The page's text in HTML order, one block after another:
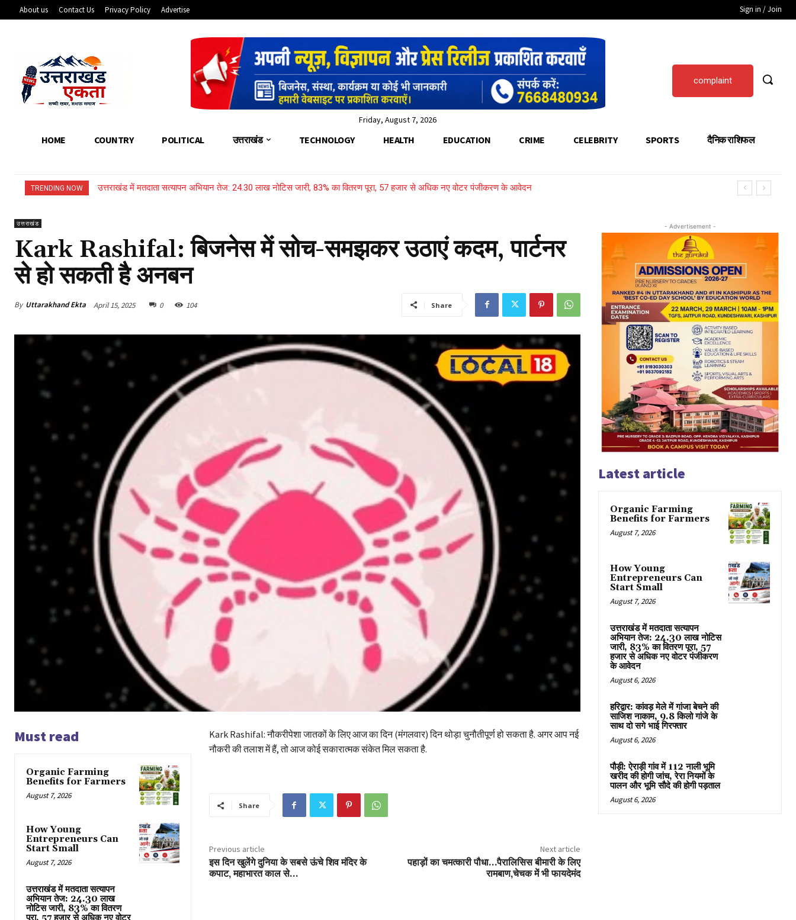
About us Contact Us Privacy Policy Advertise Sign in / Join
Friday, August 7, 2026
complaint
HOME COUNTRY POLITICAL उत्तराखंड TECHNOLOGY HEALTH EDUCATION CRIME CELEBRITY SPORTS दैनिक राशिफल
TRENDING NOW उत्तराखंड में मतदाता सत्यापन अभियान तेज: 24.30 लाख नोटिस जारी, 83% का वितरण पूरा, 57 हजार से अधिक नए वोटर पंजीकरण के आवेदन
उत्तराखंड
Kark Rashifal: बिजनेस में सोच-समझकर उठाएं कदम, पार्टनर
से हो सकती है अनबन
By Uttarakhand Ekta April 15, 2025 0 104 Share
Must read
Organic Farming
Benefits for Farmers
August 7, 2026
How Young
Entrepreneurs Can
Start Small
August 7, 2026
उत्तराखंड में मतदाता सत्यापन
अभियान तेज: 24.30 लाख
नोटिस जारी, 83% का वितरण
Kark Rashifal: नौकरीपेशा जातकों के लिए आज का दिन (मंगलवार) दिन थोड़ा चुनौतीपूर्ण हो सकता है. अगर आप नई
नौकरी की तलाश में हैं, तो आज कोई सकारात्मक संकेत मिल सकता है.
Share
Previous article
इस दिन खुलेंगे दुनिया के सबसे ऊंचे शिव मंदिर के
कपाट, महाभारत काल से…
Next article
पहाड़ों का चमत्कारी पौधा…पैरालिसिस बीमारी के लिए
रामबाण,चेचक में भी फायदेमंद
- Advertisement -
Latest article
Organic Farming
Benefits for Farmers
August 7, 2026
How Young
Entrepreneurs Can
Start Small
August 7, 2026
उत्तराखंड में मतदाता सत्यापन
अभियान तेज: 24.30 लाख नोटिस
जारी, 83% का वितरण पूरा, 57
हजार से अधिक नए वोटर पंजीकरण
के आवेदन
August 6, 2026
हरिद्वार: कांवड़ मेले में गांजा बेचने की
साजिश नाकाम, 9.8 किलो गांजे के
साथ दो सगे भाई गिरफ्तार
August 6, 2026
पौड़ी: ऐराड़ी गांव में 112 नाली भूमि
खरीद की होगी जांच, रेरा नियमों के
पालन और भूमि सौदे की होगी पड़ताल
August 6, 2026